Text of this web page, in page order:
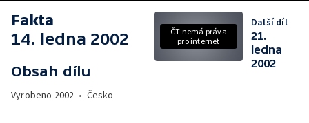
Fakta
14. ledna 2002
Obsah dílu
Vyrobeno 2002 • Česko
ČT nemá práva
pro internet
Další díl
21.
ledna
2002